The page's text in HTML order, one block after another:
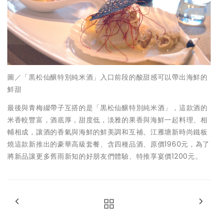
圖／「黒松仙醸特別純米酒」入口前段的酸甜感可以帶出海鮮的
鮮甜
最後與青梅綴帶子互搭的是「黒松仙醸特別純米酒」，這款酒的
米香較豐富，酒底厚，甜度低，淡雅的果香與海鮮一起料理、相
輔相成，讓酒的香氣與海鮮的鮮美調和互補。江雁塘新時尚鐵板
燒這款新推出的豪華高級套餐、含四種品酒、原價1960元，為了
將新品讓更多舊雨新知的好朋友們體驗、特推享宴價1200元。